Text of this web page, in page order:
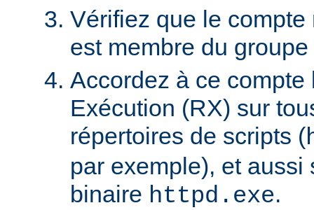
Vérifiez que le
est membre du
Accordez à ce
Exécution (RX) sur
répertoires de scripts (
par exemple), et aussi
binaire httpd.exe.